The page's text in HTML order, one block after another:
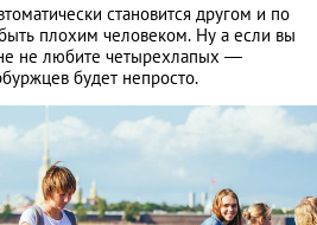
становится другом и по
плохим человеком. Ну а если вы
не любите четырехлапых —
будет непросто.